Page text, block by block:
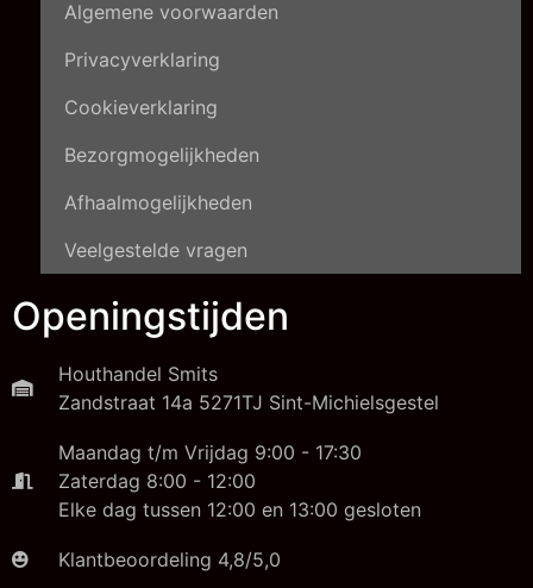
Algemene voorwaarden
Privacyverklaring
Cookieverklaring
Bezorgmogelijkheden
Afhaalmogelijkheden
Veelgestelde vragen
Openingstijden
Houthandel Smits
Zandstraat 14a 5271TJ Sint-Michielsgestel
Maandag t/m Vrijdag 9:00 - 17:30
Zaterdag 8:00 - 12:00
Elke dag tussen 12:00 en 13:00 gesloten
Klantbeoordeling 4,8/5,0